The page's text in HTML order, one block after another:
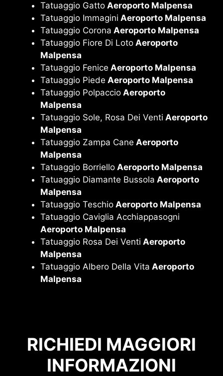
Tatuaggio Gatto Aeroporto Malpensa
Tatuaggio Immagini Aeroporto Malpensa
Tatuaggio Corona Aeroporto Malpensa
Tatuaggio Fiore Di Loto Aeroporto
Malpensa
Tatuaggio Fenice Aeroporto Malpensa
Tatuaggio Piede Aeroporto Malpensa
Tatuaggio Polpaccio Aeroporto
Malpensa
Tatuaggio Sole, Rosa Dei Venti Aeroporto
Malpensa
Tatuaggio Zampa Cane Aeroporto
Malpensa
Tatuaggio Borriello Aeroporto Malpensa
Tatuaggio Diamante Bussola Aeroporto
Malpensa
Tatuaggio Teschio Aeroporto Malpensa
Tatuaggio Caviglia Acchiappasogni
Aeroporto Malpensa
Tatuaggio Rosa Dei Venti Aeroporto
Malpensa
Tatuaggio Albero Della Vita Aeroporto
Malpensa
RICHIEDI MAGGIORI
INFORMAZIONI